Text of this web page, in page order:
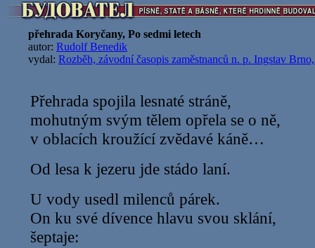
přehrada Koryčany, Po sedmi letech
autor: Rudolf Benedik
vydal: Rozběh, závodní časopis zaměstnanců n. p. Ingstav
Přehrada spojila lesnaté stráně,
mohutným svým tělem opřela se o ně,
v oblacích kroužící zvědavé káně…
Od lesa k jezeru jde stádo laní.
U vody usedl milenců párek.
On ku své dívence hlavu svou sklání,
šeptaje: